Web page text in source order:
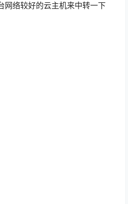
网络较好的云主机来中转一下